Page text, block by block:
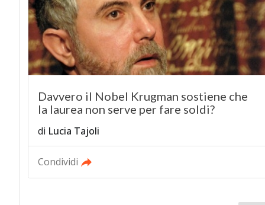
Davvero il Nobel Krugman sostiene che
la laurea non serve per fare soldi?
di Lucia Tajoli
Condividi